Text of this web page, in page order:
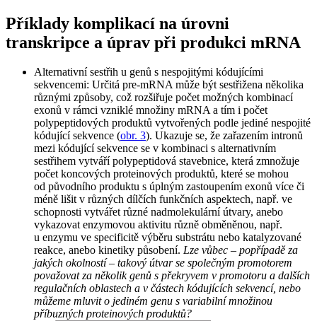
Příklady komplikací na úrovni
transkripce a úprav při produkci mRNA
Alternativní sestřih u genů s nespojitými kódujícími
sekvencemi: Určitá pre-mRNA může být sestřižena několika
různými způsoby, což rozšiřuje počet možných kombinací
exonů v rámci vzniklé množiny mRNA a tím i počet
polypeptidových produktů vytvořených podle jediné nespojité
kódující sekvence (obr. 3). Ukazuje se, že zařazením intronů
mezi kódující sekvence se v kombinaci s alternativním
sestřihem vytváří polypeptidová stavebnice, která zmnožuje
počet koncových proteinových produktů, které se mohou
od původního produktu s úplným zastoupením exonů více či
méně lišit v různých dílčích funkčních aspektech, např. ve
schopnosti vytvářet různé nadmolekulární útvary, anebo
vykazovat enzymovou aktivitu různě obměněnou, např.
u enzymu ve specificitě výběru substrátu nebo katalyzované
reakce, anebo kinetiky působení. Lze vůbec – popřípadě za
jakých okolností – takový útvar se společným promotorem
považovat za několik genů s překryvem v promotoru a dalších
regulačních oblastech a v částech kódujících sekvencí, nebo
můžeme mluvit o jediném genu s variabilní množinou
příbuzných proteinových produktů?